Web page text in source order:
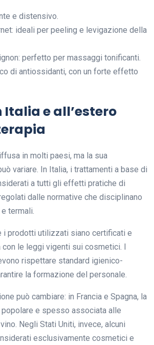
e distensivo.
ideali per peeling e levigazione della
perfetto per massaggi tonificanti.
di antiossidanti, con un forte effetto
Italia e all’estero
in molti paesi, ma la sua
variare. In Italia, i trattamenti a base di
a tutti gli effetti pratiche di
dalle normative che disciplinano
termali.
i prodotti utilizzati siano certificati e
con le leggi vigenti sui cosmetici. I
rispettare standard igienico-
la formazione del personale.
può cambiare: in Francia e Spagna, la
e spesso associata alle
Negli Stati Uniti, invece, alcuni
esclusivamente cosmetici e